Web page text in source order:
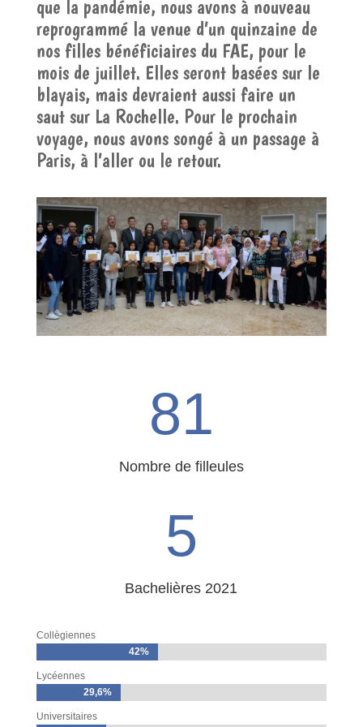
que la pandémie, nous avons à nouveau
reprogrammé la venue d’un quinzaine de
nos filles bénéficiaires du FAE, pour le
mois de juillet. Elles seront basées sur le
blayais, mais devraient aussi faire un
saut sur La Rochelle. Pour le prochain
voyage, nous avons songé à un passage à
Paris, à l’aller ou le retour.
81
Nombre de filleules
5
Bachelières 2021
Collègiennes
42%
42%
Lycéennes
29,6%
29,6%
Universitaires